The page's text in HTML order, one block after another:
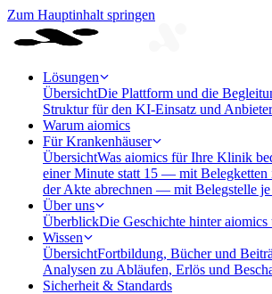
Zum Hauptinhalt springen
Lösungen
ÜbersichtDie Plattform und die
Struktur für den KI-Einsatz und
Warum aiomics
Für Krankenhäuser
ÜbersichtWas aiomics für Ihre Klinik
einer Minute statt 15 — mit Belegketten
der Akte abrechnen — mit Belegstelle
Über uns
ÜberblickDie Geschichte hinter aiomics
Wissen
ÜbersichtFortbildung, Bücher und
Analysen zu Abläufen, Erlös und
Sicherheit & Standards